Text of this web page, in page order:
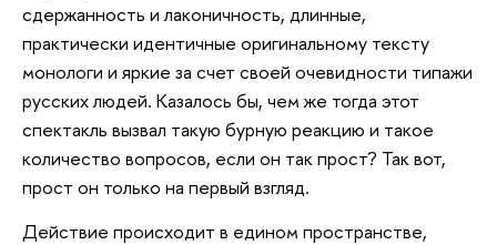
сдержанность и лаконичность, длинные,
практически идентичные оригинальному тексту
монологи и яркие за счет своей очевидности типажи
русских людей. Казалось бы, чем же тогда этот
спектакль вызвал такую бурную реакцию и такое
количество вопросов, если он так прост? Так вот,
прост он только на первый взгляд.
Действие происходит в едином пространстве,